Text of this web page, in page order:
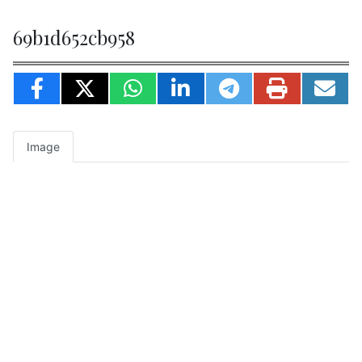
69b1d652cb958
Image